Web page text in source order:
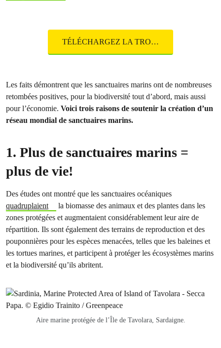
TÉLÉCHARGEZ LA TROUSSE D’ACTION
Les faits démontrent que les sanctuaires marins ont de nombreuses
retombées positives, pour la biodiversité tout d’abord, mais aussi
pour l’économie. Voici trois raisons de soutenir la création d’un
réseau mondial de sanctuaires marins.
1. Plus de sanctuaires marins =
plus de vie!
Des études ont montré que les sanctuaires océaniques
quadruplaient
la biomasse des animaux et des plantes dans les
zones protégées et augmentaient considérablement leur aire de
répartition. Ils sont également des terrains de reproduction et des
pouponnières pour les espèces menacées, telles que les baleines et
les tortues marines, et participent à protéger les écosystèmes marins
et la biodiversité qu’ils abritent.
Aire marine protégée de l’Île de Tavolara, Sardaigne.